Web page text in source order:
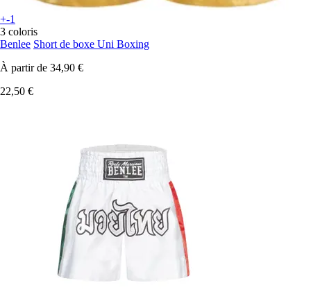
+-1
3 coloris
Benlee Short de boxe Uni Boxing
À partir de 34,90 €
22,50 €